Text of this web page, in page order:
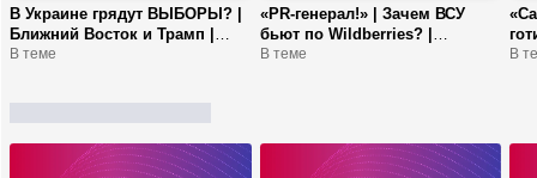
В Украине грядут ВЫБОРЫ? |
Ближний Восток и Трамп |
БАНАРЬ: Вы на деньги
В теме
«PR-генерал!» | Зачем ВСУ
бьют по Wildberries? |
ПЛАТОШКИН: про Драпатого,
В теме В